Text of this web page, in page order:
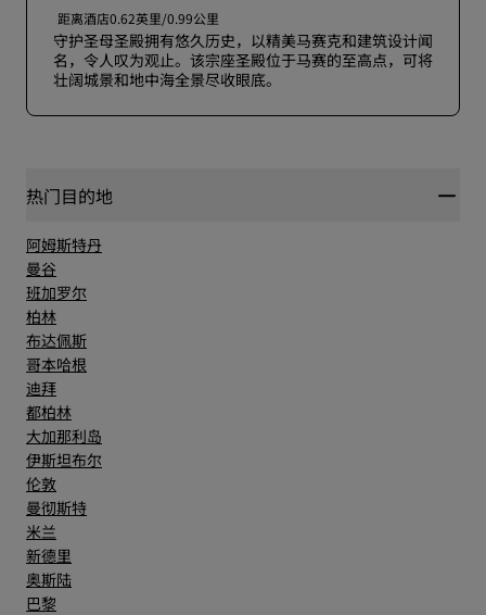
距离酒店0.62英里/0.99公里
守护圣母圣殿拥有悠久历史，以精美马赛克和建筑设计闻
名，令人叹为观止。该宗座圣殿位于马赛的至高点，可将
壮阔城景和地中海全景尽收眼底。
热门目的地
阿姆斯特丹
曼谷
班加罗尔
柏林
布达佩斯
哥本哈根
迪拜
都柏林
大加那利岛
伊斯坦布尔
伦敦
曼彻斯特
米兰
新德里
奥斯陆
巴黎